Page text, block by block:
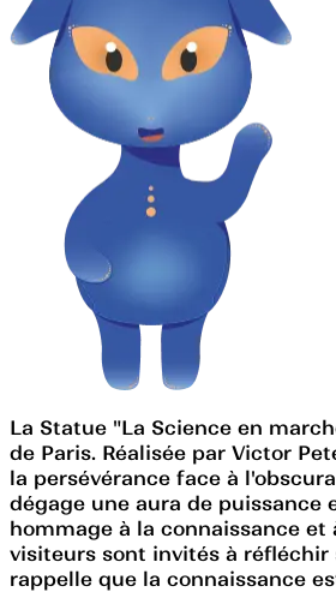
La Statue "La Science en
de Paris. Réalisée par Victor
la persévérance face à
dégage une aura de
hommage à la connaissance
visiteurs sont invités à réfléchir
rappelle que la connaissance